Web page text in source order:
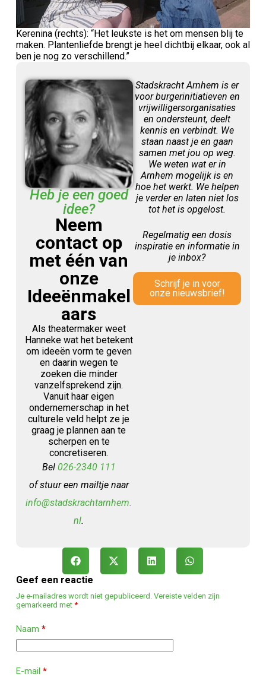
Kerenina (rechts): “Het leukste is het om mensen blij te
maken. Plantenliefde brengt je heel dichtbij elkaar, ook al
ben je nog zo verschillend.”
Heb je een goed
idee?
Neem
contact op
met één van
onze
Ideeënmakel
aars
Als theatermaker weet
Hanneke wat het betekent
om ideeën vorm te geven
en daarin wegen te
zoeken die minder
vanzelfsprekend zijn.
Vanuit haar eigen
ondernemerschap in het
culturele veld helpt ze je
graag je plannen aan te
scherpen en te
concretiseren.
Bel 026-2340 111
of stuur een mailtje naar
info@stadskrachtarnhem.
nl.
Stadskracht Arnhem is er
voor burgerinitiatieven en
vrijwilligersorganisaties
en ondersteunt, deelt
kennis en verbindt. We
staan naast je en gaan
samen met jou op weg.
We weten wat er in
Arnhem mogelijk is en
hoe het werkt. We helpen
je verder en laten niet los
tot het is opgelost.
Regelmatig een dosis
inspiratie en informatie in
je inbox?
Schrijf je in voor
onze nieuwsbrief!
Geef een reactie
Je e-mailadres wordt niet gepubliceerd. Vereiste velden zijn
gemarkeerd met *
Naam *
E-mail *